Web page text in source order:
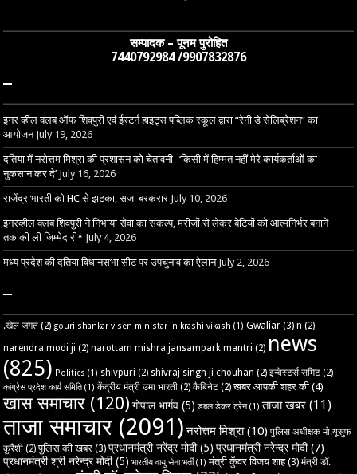
सम्पादक – पूनम पुरोहित
7440792984 /9907832876
–
इनर व्हील क्लब ऑफ शिवपुरी एवं ईस्टर्न हाइट्स पब्लिक स्कूल द्वारा “रेनी डे सेलिब्रेशन” का
आयोजन July 19, 2026
दतिया में नरोत्तम मिश्रा की प्रशासन को चेतावनी- ‘किसी में हिम्मत नहीं मेरे कार्यकर्ताओं का
नुकसान कर दे’ July 16, 2026
राजेंद्र भारती को HC से झटका, सजा बरकरार July 10, 2026
इनरव्हील क्लब शिवपुरी ने निभाया सेवा का संकल्प, मरीजों से लेकर बेटियों को आत्मनिर्भर बनाने
तक की ली जिम्मेदारी* July 4, 2026
मध्य प्रदेश की दतिया विधानसभा सीट पर उपचुनाव का ऐलान July 2, 2026
–
.खेल जगत (2) gouri shankar visen ministar in krashi vikash (1) Gwaliar (3) n (2)
narendra modi ji (2) narottam mishra jansampark mantri (2) news
(825) Politics (1) shivpuri (2) shivraj singh ji chouhan (2) इन्वेस्टर्स समिट (2)
कांग्रेस प्रदेश कार्य समिति(1) केंद्रीय मंत्री उमा भारती (2) कैबिनेट (2) खबर आपकी शहर की (4)
खास समाचार (120) गोपाल भार्गव (5) डबल डेकर ट्रेन(1) ताजा खबर (11)
ताजा समाचार (2091) नरोत्तम मिश्रा(10) पुलिस अधीक्षक मो.यूसुफ
कुरैशी (2) पुलिस की खबर (3) प्रधानमंत्री नरेंद्र मोदी(5) प्रधानमंत्री नरेन्द्र मोदी(7)
प्रधानमंत्री श्री नरेन्द्र मोदी(5) भारतीय वायु सेना भर्ती(1) मंत्री कुँवर विजय शाह(3) मंत्री डॉ.